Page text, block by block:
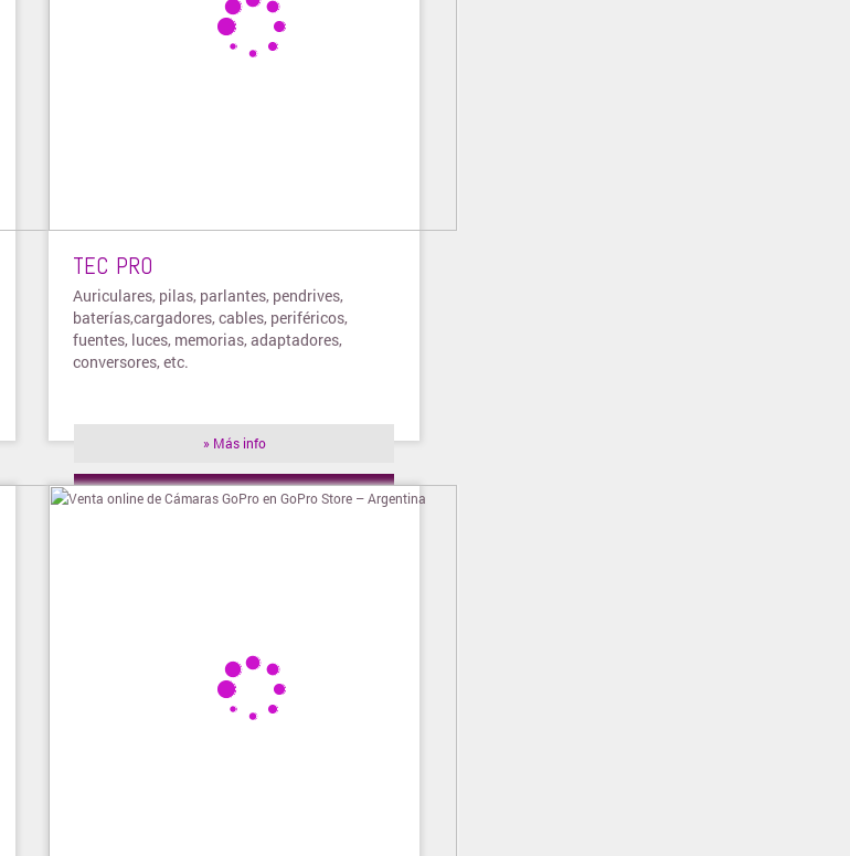
TEC PRO
Auriculares, pilas, parlantes, pendrives,
baterías,cargadores, cables, periféricos,
fuentes, luces, memorias, adaptadores,
conversores, etc.
» Más info
» Visitar tienda